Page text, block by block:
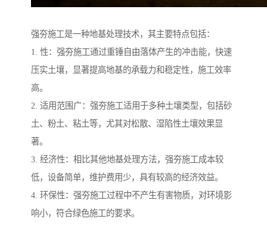
强夯施工是一种地基处理技术，其主要特点包括：
1. 性：强夯施工通过重锤自由落体产生的冲击能，快速
压实土壤，显著提高地基的承载力和稳定性，施工效率
高。
2. 适用范围广：强夯施工适用于多种土壤类型，包括砂
土、粉土、粘土等，尤其对松散、湿陷性土壤效果显
著。
3. 经济性：相比其他地基处理方法，强夯施工成本较
低，设备简单，维护费用少，具有较高的经济效益。
4. 环保性：强夯施工过程中不产生有害物质，对环境影
响小，符合绿色施工的要求。